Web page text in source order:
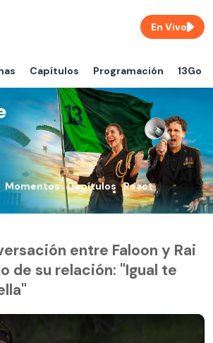
Capítulos Programación 13Go
En Vivo
Momentos Capítulos React
entre Faloon y Rai
de su relación: "Igual te